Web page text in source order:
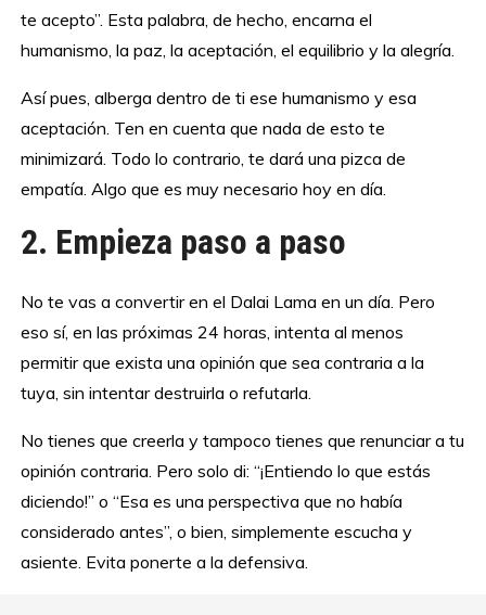
te acepto”. Esta palabra, de hecho, encarna el
humanismo, la paz, la aceptación, el equilibrio y la alegría.
Así pues, alberga dentro de ti ese humanismo y esa
aceptación. Ten en cuenta que nada de esto te
minimizará. Todo lo contrario, te dará una pizca de
empatía. Algo que es muy necesario hoy en día.
2. Empieza paso a paso
No te vas a convertir en el Dalai Lama en un día. Pero
eso sí, en las próximas 24 horas, intenta al menos
permitir que exista una opinión que sea contraria a la
tuya, sin intentar destruirla o refutarla.
No tienes que creerla y tampoco tienes que renunciar a tu
opinión contraria. Pero solo di: “¡Entiendo lo que estás
diciendo!” o “Esa es una perspectiva que no había
considerado antes”, o bien, simplemente escucha y
asiente. Evita ponerte a la defensiva.